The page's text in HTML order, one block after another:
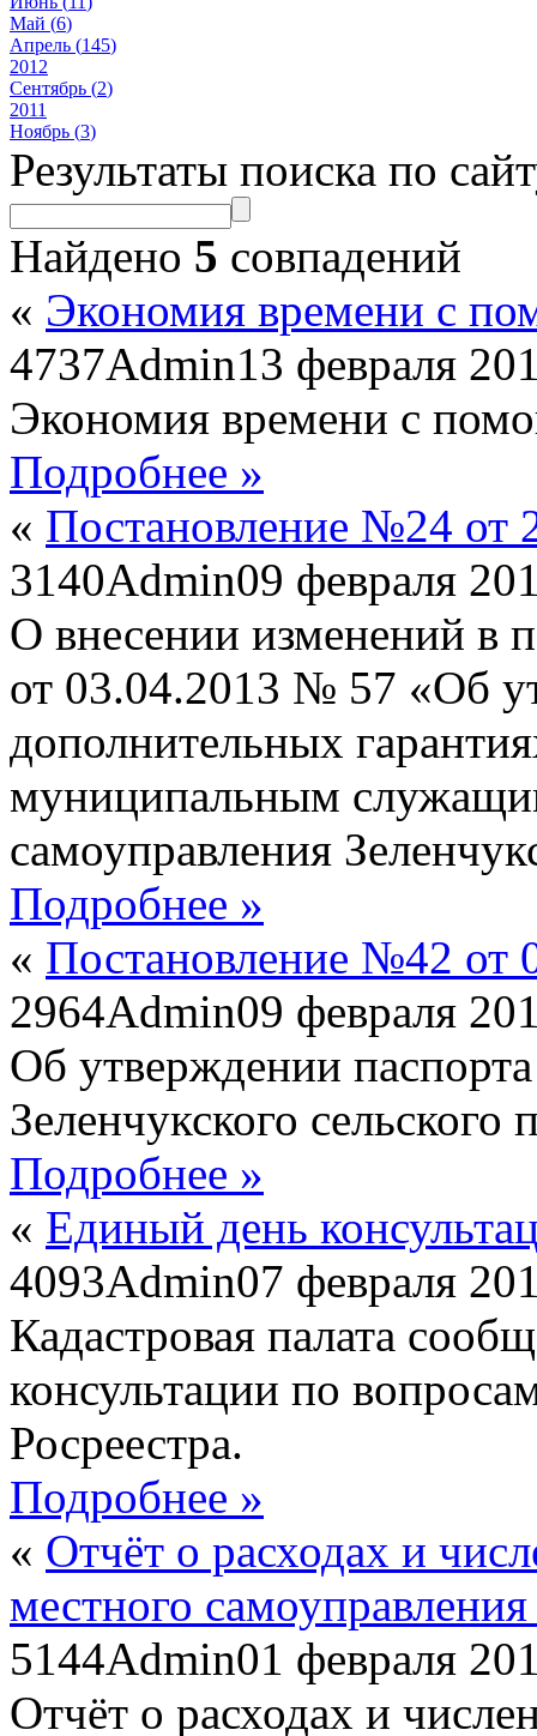
Май (6)
Апрель (145)
2012
Сентябрь (2)
2011
Ноябрь (3)
Результаты поиска по
Найдено 5 совпадений
« Экономия времени с
4737Admin13 февраля
Экономия времени с
Подробнее »
« Постановление №24 от
3140Admin09 февраля
О внесении изменений в
от 03.04.2013 № 57 «Об
дополнительных
муниципальным
самоуправления
Подробнее »
« Постановление №42 от
2964Admin09 февраля
Об утверждении
Зеленчукского сельского
Подробнее »
« Единый день
4093Admin07 февраля
Кадастровая палата
консультации по
Росреестра.
Подробнее »
« Отчёт о расходах и
местного
5144Admin01 февраля
Отчёт о расходах и